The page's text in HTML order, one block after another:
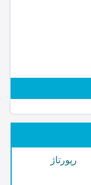
رپورتاژ